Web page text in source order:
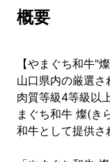
概要
【やまぐち和牛"
山口県内の厳選さ
肉質等級4等級以
まぐち和牛 燦(き
和牛として提供さ